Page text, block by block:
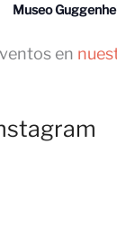
Museo
en